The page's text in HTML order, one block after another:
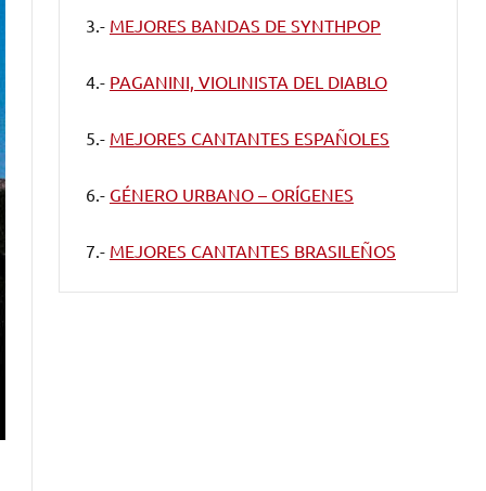
3.- MEJORES BANDAS DE SYNTHPOP
4.- PAGANINI, VIOLINISTA DEL DIABLO
5.- MEJORES CANTANTES ESPAÑOLES
6.- GÉNERO URBANO – ORÍGENES
7.- MEJORES CANTANTES BRASILEÑOS